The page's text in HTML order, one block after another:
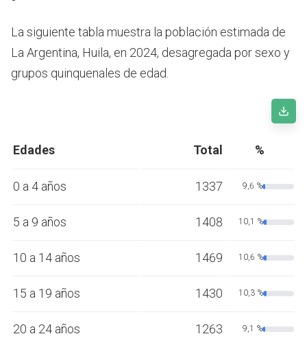
La siguiente tabla muestra la población estimada de
La Argentina, Huila, en 2024, desagregada por sexo y
grupos quinquenales de edad.
Edades Total %
0 a 4 años 1337 9,6 %
5 a 9 años 1408 10,1 %
10 a 14 años 1469 10,6 %
15 a 19 años 1430 10,3 %
20 a 24 años 1263 9,1 %